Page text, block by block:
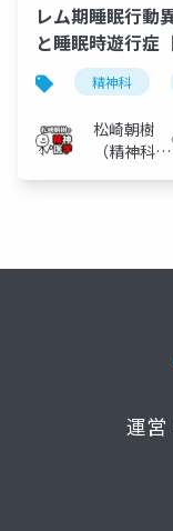
レム期睡眠行動
と睡眠時遊行症
床］寝ながら歩
夢遊病やその類
精神科
松崎朝樹
（精神科
運営